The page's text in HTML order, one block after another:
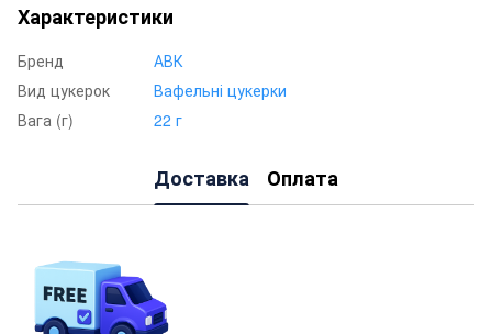
Характеристики
Бренд
АВК
Вид цукерок
Вафельні цукерки
Вага (г)
22 г
Доставка Оплата